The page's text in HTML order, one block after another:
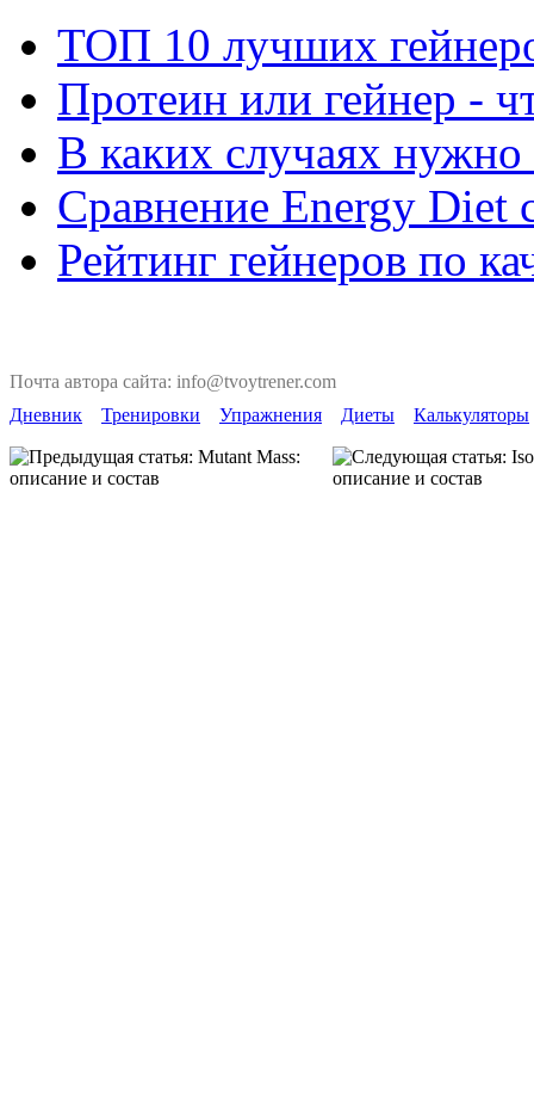
ТОП 10 лучших
Протеин или гейнер -
В каких случаях нужно
Сравнение Energy Diet
Рейтинг гейнеров по
Почта автора сайта: info@tvoytrener.com
Дневник
Тренировки Упражнения Диеты Калькуляторы